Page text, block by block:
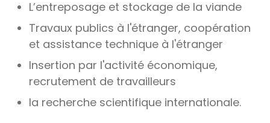
L’entreposage et stockage de la viande
Travaux publics à l'étranger, coopération
et assistance technique à l'étranger
Insertion par l'activité économique,
recrutement de travailleurs
la recherche scientifique internationale.